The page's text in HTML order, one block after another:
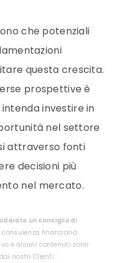
che potenziali
questa crescita.
prospettive è
investire in
nel settore
attraverso fonti
decisioni più
nel mercato.
un consiglio di
finanziaria.
e alcuni contenuti sono
nostri Clienti.